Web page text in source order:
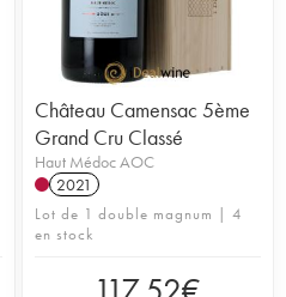
Château Camensac 5ème
Grand Cru Classé
Haut Médoc AOC
2021
Lot de 1 double magnum | 4
en stock